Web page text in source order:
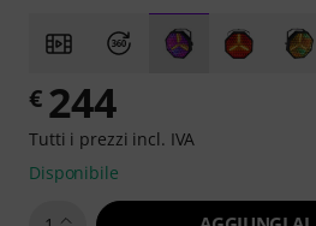
€ 244
Tutti i prezzi incl. IVA
Disponibile